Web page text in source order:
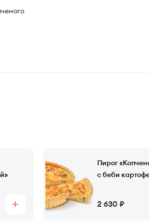
Купить
Пирог
с беби
Цена
2 630